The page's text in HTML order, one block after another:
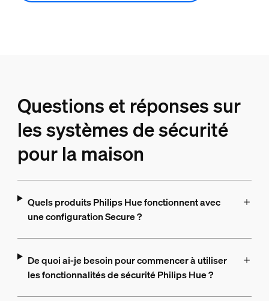
Questions et réponses sur
les systèmes de sécurité
pour la maison
Quels produits Philips Hue fonctionnent avec
une configuration Secure ?
De quoi ai-je besoin pour commencer à utiliser
les fonctionnalités de sécurité Philips Hue ?